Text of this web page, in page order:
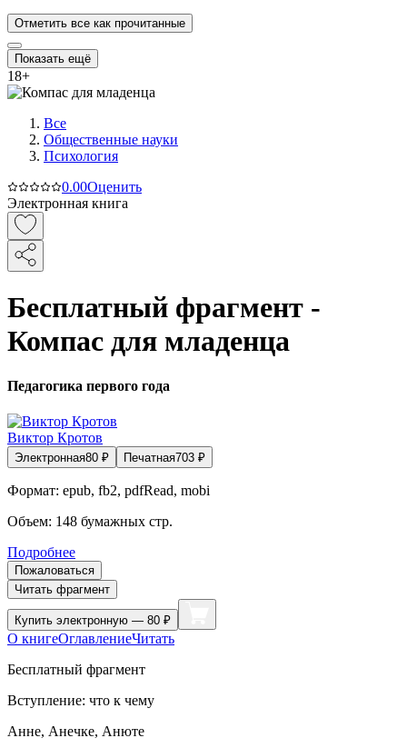
Отметить все как прочитанные
Показать ещё
18+
Все
Общественные науки
Психология
0.00Оценить
Электронная книга
Бесплатный фрагмент -
Компас для младенца
Педагогика первого года
Виктор Кротов
Электронная80 ₽ Печатная703 ₽
Формат: epub, fb2, pdfRead, mobi
Объем: 148 бумажных стр.
Подробнее
Пожаловаться
Читать фрагмент
Купить электронную — 80 ₽
О книгеОглавлениеЧитать
Бесплатный фрагмент
Вступление: что к чему
Анне, Анечке, Анюте